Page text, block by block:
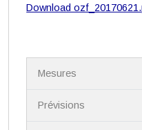
Download
Mesures
Prévisions